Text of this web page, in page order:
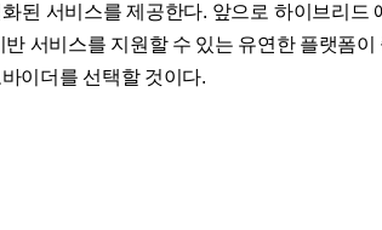
된 서비스를 제공한다. 앞으로 하이브리드
반 서비스를 지원할 수 있는 유연한 플랫폼
이더를 선택할 것이다.